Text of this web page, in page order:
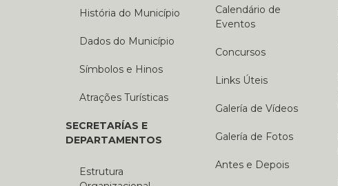
História do Município
Dados do Município
Símbolos e Hinos
Atrações Turísticas
SECRETARÍAS E
DEPARTAMENTOS
Estrutura
Calendário de
Eventos
Concursos
Links Úteis
Galería de Vídeos
Galería de Fotos
Antes e Depois